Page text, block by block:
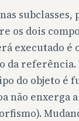
os dois
executado é
da
do objeto é
não enxerga